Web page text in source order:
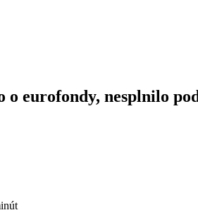
o eurofondy, nesplnilo